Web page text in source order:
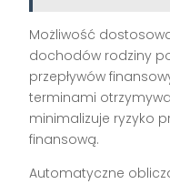
Możliwość
dochodów rodziny
przepływów
terminami
minimalizuje ryzyko
finansową.
Automatyczne